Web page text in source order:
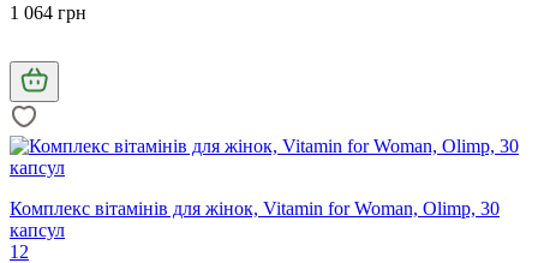
1 064 грн
Комплекс вітамінів для жінок, Vitamin for Woman, Olimp, 30
капсул
12